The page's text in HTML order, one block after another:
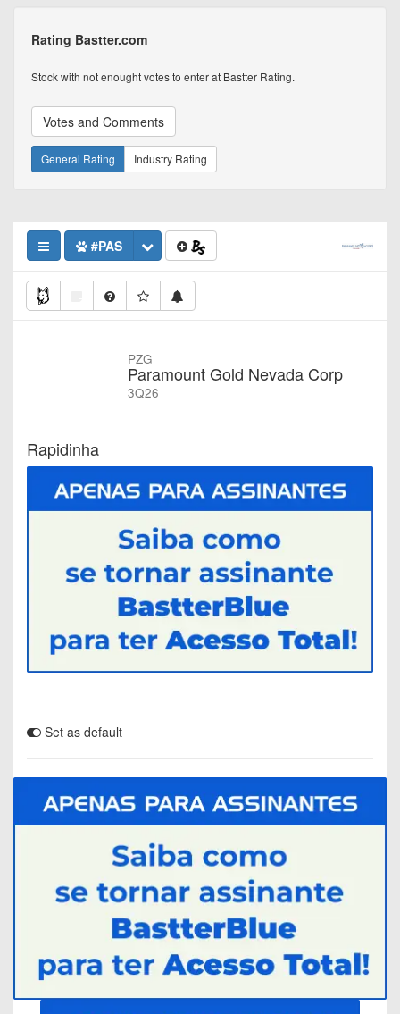
Rating Bastter.com
Stock with not enought votes to enter at Bastter Rating.
Votes and Comments
General Rating Industry Rating
#PAS
PZG
Paramount Gold Nevada Corp
3Q26
Rapidinha
Set as default